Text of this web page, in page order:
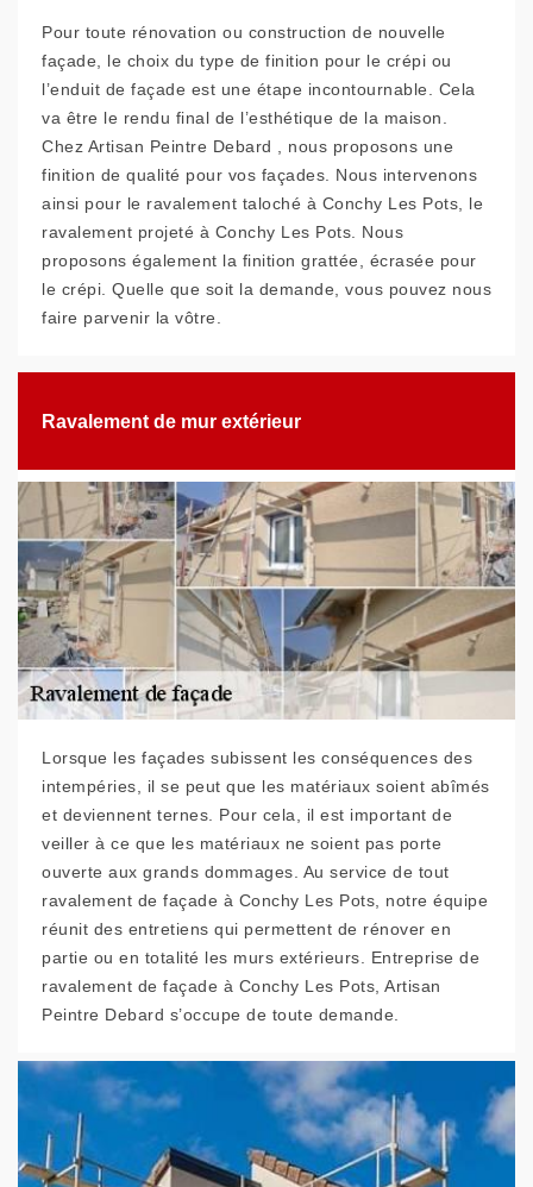
Pour toute rénovation ou construction de nouvelle
façade, le choix du type de finition pour le crépi ou
l’enduit de façade est une étape incontournable. Cela
va être le rendu final de l’esthétique de la maison.
Chez Artisan Peintre Debard , nous proposons une
finition de qualité pour vos façades. Nous intervenons
ainsi pour le ravalement taloché à Conchy Les Pots, le
ravalement projeté à Conchy Les Pots. Nous
proposons également la finition grattée, écrasée pour
le crépi. Quelle que soit la demande, vous pouvez nous
faire parvenir la vôtre.
Ravalement de mur extérieur
Lorsque les façades subissent les conséquences des
intempéries, il se peut que les matériaux soient abîmés
et deviennent ternes. Pour cela, il est important de
veiller à ce que les matériaux ne soient pas porte
ouverte aux grands dommages. Au service de tout
ravalement de façade à Conchy Les Pots, notre équipe
réunit des entretiens qui permettent de rénover en
partie ou en totalité les murs extérieurs. Entreprise de
ravalement de façade à Conchy Les Pots, Artisan
Peintre Debard s’occupe de toute demande.